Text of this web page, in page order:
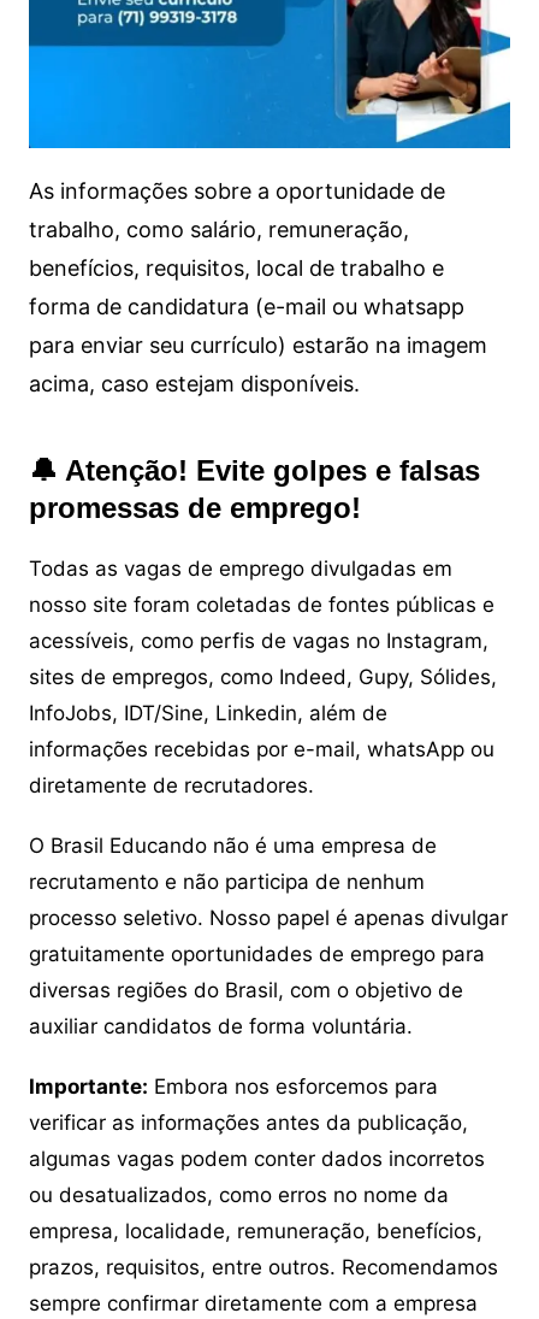
As informações sobre a oportunidade de
trabalho, como salário, remuneração,
benefícios, requisitos, local de trabalho e
forma de candidatura (e-mail ou whatsapp
para enviar seu currículo) estarão na imagem
acima, caso estejam disponíveis.
🔔 Atenção! Evite golpes e falsas
promessas de emprego!
Todas as vagas de emprego divulgadas em
nosso site foram coletadas de fontes públicas e
acessíveis, como perfis de vagas no Instagram,
sites de empregos, como Indeed, Gupy, Sólides,
InfoJobs, IDT/Sine, Linkedin, além de
informações recebidas por e-mail, whatsApp ou
diretamente de recrutadores.
O Brasil Educando não é uma empresa de
recrutamento e não participa de nenhum
processo seletivo. Nosso papel é apenas divulgar
gratuitamente oportunidades de emprego para
diversas regiões do Brasil, com o objetivo de
auxiliar candidatos de forma voluntária.
Importante: Embora nos esforcemos para
verificar as informações antes da publicação,
algumas vagas podem conter dados incorretos
ou desatualizados, como erros no nome da
empresa, localidade, remuneração, benefícios,
prazos, requisitos, entre outros. Recomendamos
sempre confirmar diretamente com a empresa